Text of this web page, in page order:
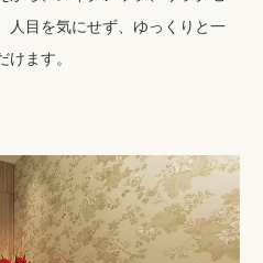
人目を気にせず、ゆっくりと一
けます。